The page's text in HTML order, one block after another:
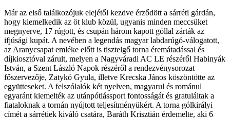
Már az első találkozójuk elejétől kezdve érződött a sárréti gárdán,
hogy kiemelkedik az öt klub közül, ugyanis minden meccsüket
megnyerve, 17 rúgott, és csupán három kapott góllal zárták az
ifjúsági kupát. A nevében a legendás magyar labdarúgó-válogatott,
az Aranycsapat emléke előtt is tisztelgő torna éremátadással és
díjkiosztóval zárult, melyen a Nagyváradi AC LE részéről Habinyák
István, a Szent László Napok részéről a rendezvénysorozat
főszervezője, Zatykó Gyula, illetve Krecska János köszöntötte az
együtteseket. A felszólalók két nyelven, magyarul és románul
egyaránt kiemelték az utánpótlássport fontosságát és gratuláltak a
fiataloknak a tornán nyújtott teljesítményükért. A torna gólkirályi
címét a sárrétiek kiváló csatára, Baráth Krisztián érdemelte, aki 6